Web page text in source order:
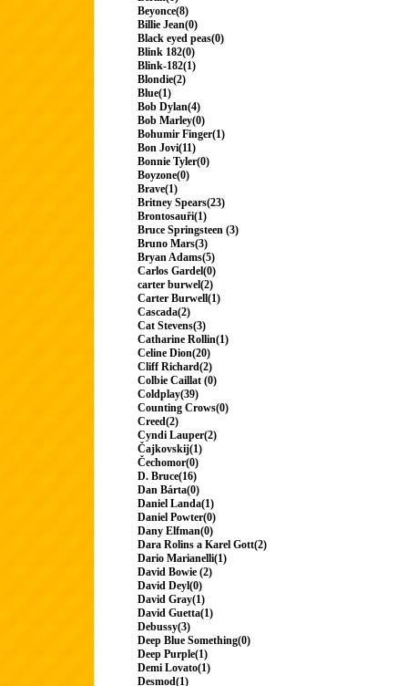
Beyonce(8)
Billie Jean(0)
Black eyed peas(0)
Blink 182(0)
Blink-182(1)
Blondie(2)
Blue(1)
Bob Dylan(4)
Bob Marley(0)
Bohumir Finger(1)
Bon Jovi(11)
Bonnie Tyler(0)
Boyzone(0)
Brave(1)
Britney Spears(23)
Brontosauři(1)
Bruce Springsteen (3)
Bruno Mars(3)
Bryan Adams(5)
Carlos Gardel(0)
carter burwel(2)
Carter Burwell(1)
Cascada(2)
Cat Stevens(3)
Catharine Rollin(1)
Celine Dion(20)
Cliff Richard(2)
Colbie Caillat (0)
Coldplay(39)
Counting Crows(0)
Creed(2)
Cyndi Lauper(2)
Čajkovskij(1)
Čechomor(0)
D. Bruce(16)
Dan Bárta(0)
Daniel Landa(1)
Daniel Powter(0)
Dany Elfman(0)
Dara Rolins a Karel Gott(2)
Dario Marianelli(1)
David Bowie (2)
David Deyl(0)
David Gray(1)
David Guetta(1)
Debussy(3)
Deep Blue Something(0)
Deep Purple(1)
Demi Lovato(1)
Desmod(1)